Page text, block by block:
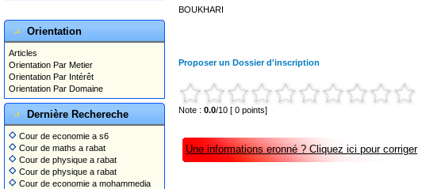
Orientation
Articles
Orientation Par Metier
Orientation Par Intérêt
Orientation Par Domaine
Dernière Rechereche
Cour de economie a s6
Cour de maths a rabat
Cour de physique a rabat
Cour de physique a rabat
Cour de economie a mohammedia
BOUKHARI
Proposer un Dossier d'inscription
Note : 0.0/10 [ 0 points]
Une informations eronné ? Cliquez ici pour corriger